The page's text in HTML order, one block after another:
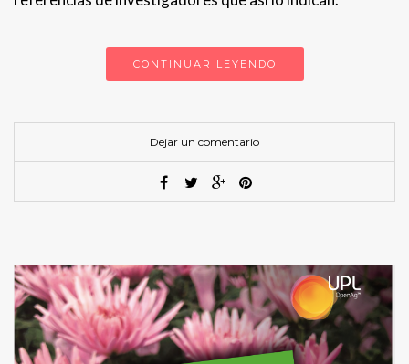
CONTINUAR LEYENDO
Dejar un comentario